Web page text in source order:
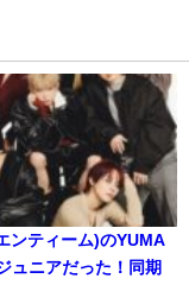
ンティーム)のYUMA
ュニアだった！同期